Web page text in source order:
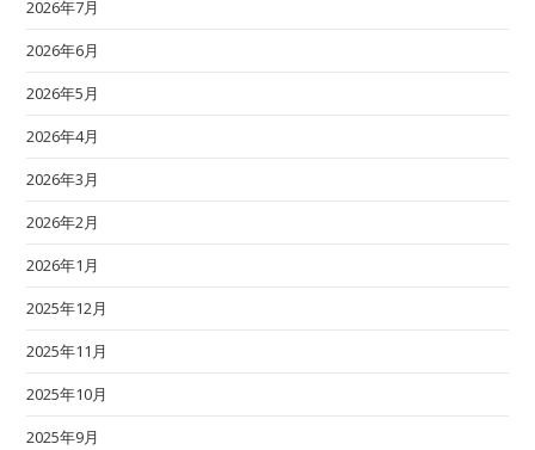
2026年7月
2026年6月
2026年5月
2026年4月
2026年3月
2026年2月
2026年1月
2025年12月
2025年11月
2025年10月
2025年9月